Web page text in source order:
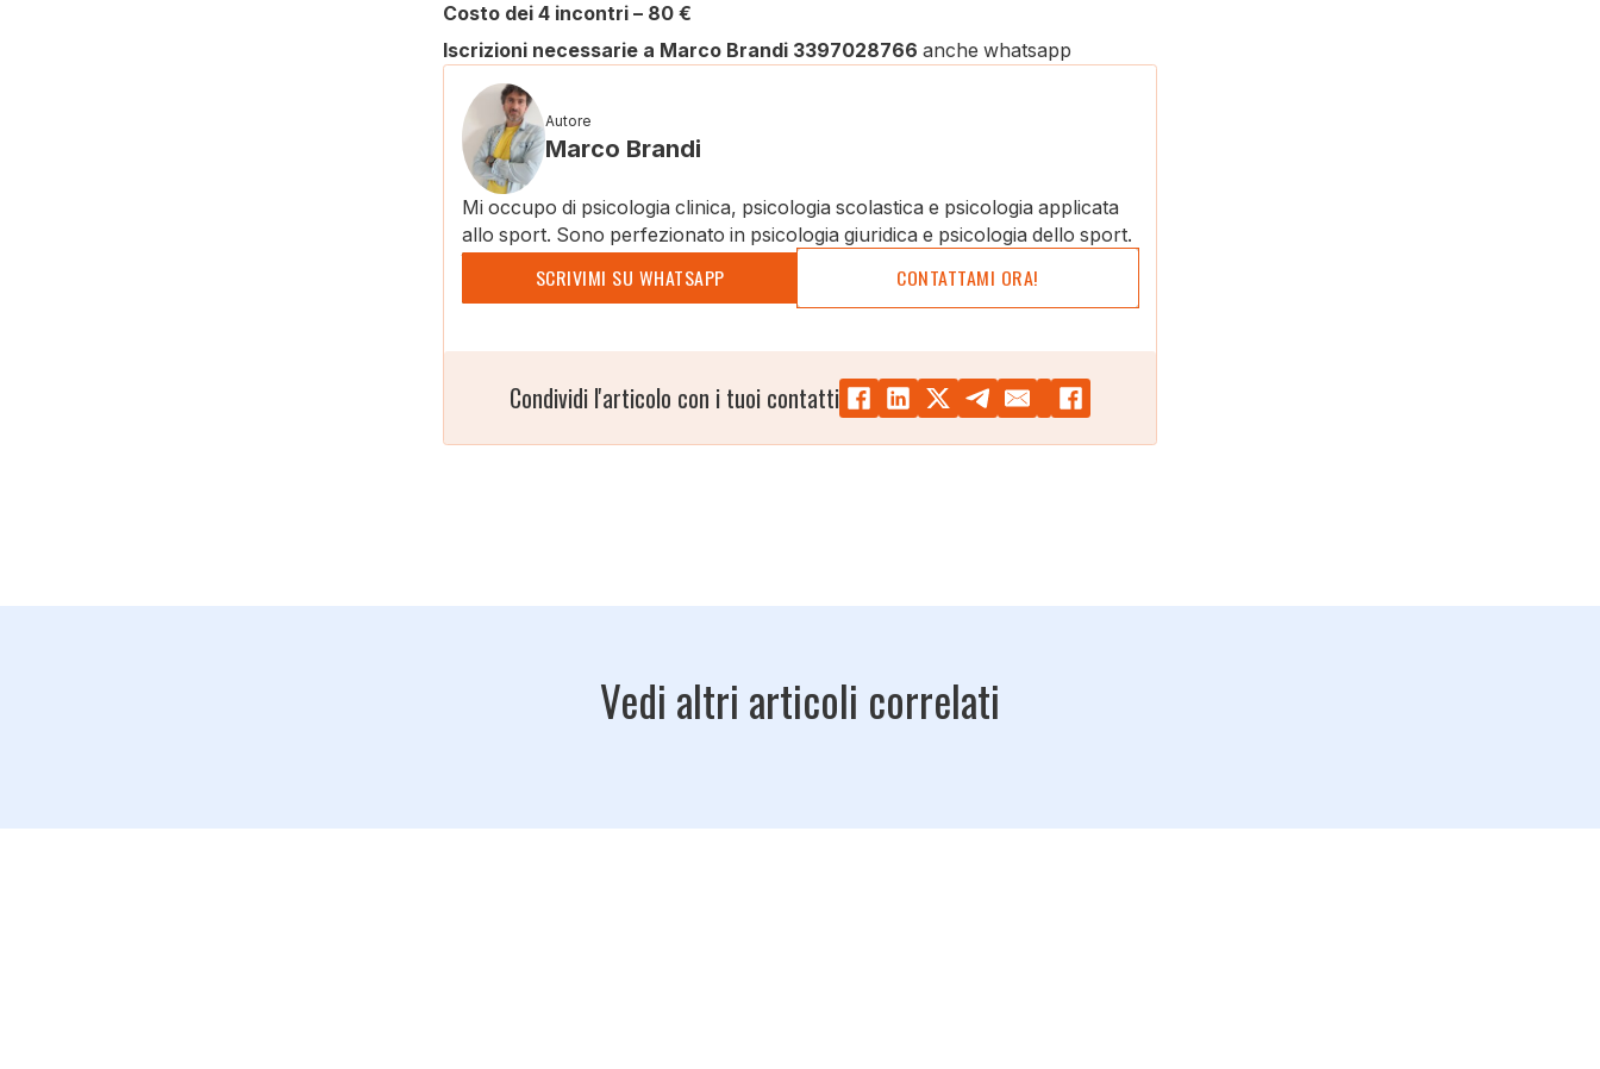
Costo dei 4 incontri – 80 €
Iscrizioni necessarie a Marco Brandi 3397028766 anche whatsapp
Autore
Marco Brandi
Mi occupo di psicologia clinica, psicologia scolastica e psicologia applicata
allo sport. Sono perfezionato in psicologia giuridica e psicologia dello sport.
SCRIVIMI SU WHATSAPP CONTATTAMI ORA!
Condividi l'articolo con i tuoi contatti
Vedi altri articoli correlati